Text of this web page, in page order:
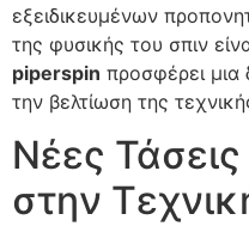
εξειδικευμένων
της φυσικής του σπιν
piperspin προσφέρει μια
την βελτίωση της
Νέες Τάσεις
στην